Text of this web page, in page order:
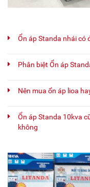
Ổn áp Standa nhái có
Phân biệt Ổn áp
Nên mua ổn áp lioa
Ổn áp Standa 10kva
không